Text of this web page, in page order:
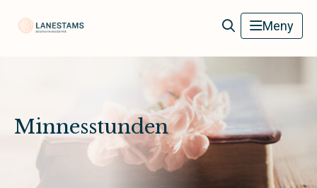
Meny
Minnesstunden